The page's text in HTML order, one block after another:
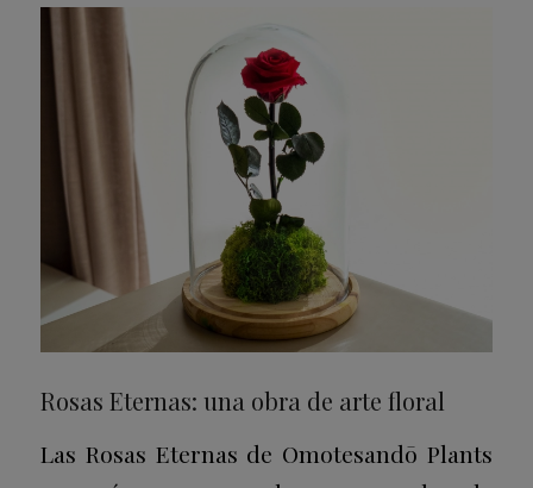
Rosas Eternas: una obra de arte floral
Las Rosas Eternas de Omotesandō Plants